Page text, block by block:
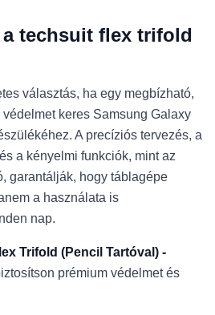
a techsuit flex trifold
választás, ha egy megbízható,
keres Samsung Galaxy
A precíziós tervezés, a
a kényelmi funkciók, mint az
garantálják, hogy táblagépe
a használata is
nap.
Trifold (Pencil Tartóval) -
prémium védelmet és